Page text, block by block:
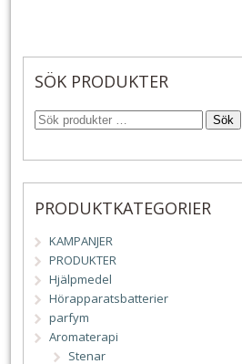
SÖK PRODUKTER
Sök
PRODUKTKATEGORIER
KAMPANJER
PRODUKTER
Hjälpmedel
Hörapparatsbatterier
parfym
Aromaterapi
Stenar